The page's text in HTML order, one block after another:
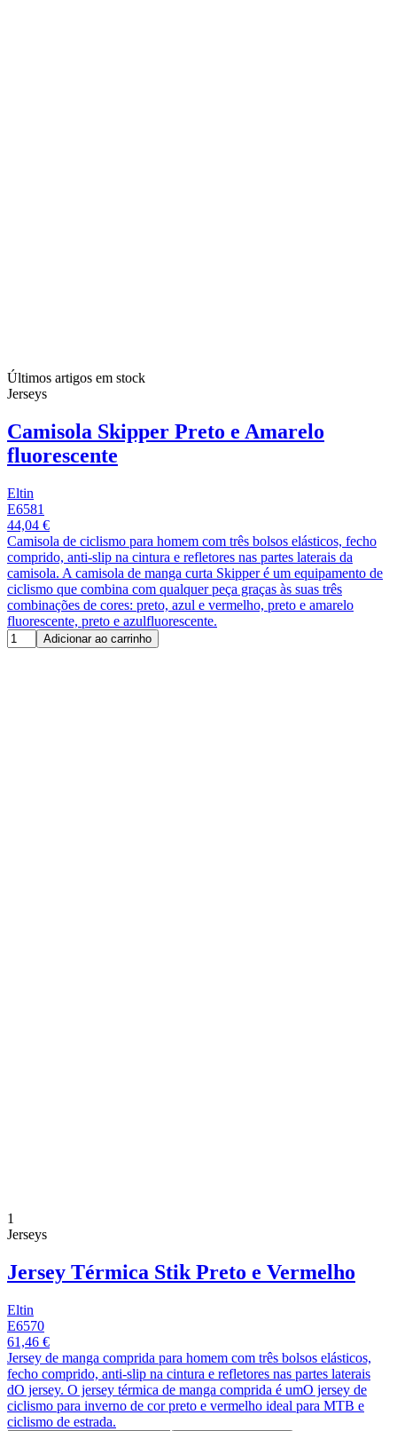
Últimos artigos em stock
Jerseys
Camisola Skipper Preto e Amarelo
fluorescente
Eltin
E6581
44,04 €
Camisola de ciclismo para homem com três bolsos elásticos, fecho
comprido, anti-slip na cintura e refletores nas partes laterais da
camisola. A camisola de manga curta Skipper é um equipamento de
ciclismo que combina com qualquer peça graças às suas três
combinações de cores: preto, azul e vermelho, preto e amarelo
fluorescente, preto e azulfluorescente.
Adicionar ao carrinho
1
Jerseys
Jersey Térmica Stik Preto e Vermelho
Eltin
E6570
61,46 €
Jersey de manga comprida para homem com três bolsos elásticos,
fecho comprido, anti-slip na cintura e refletores nas partes laterais
dO jersey. O jersey térmica de manga comprida é umO jersey de
ciclismo para inverno de cor preto e vermelho ideal para MTB e
ciclismo de estrada.